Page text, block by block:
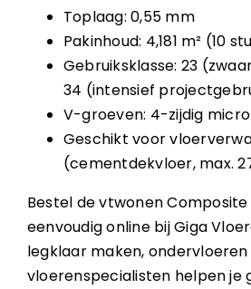
Toplaag: 0,55 mm
Pakinhoud: 4,181 m² (10
Gebruiksklasse: 23
34 (intensief
V-groeven: 4-zijdig micro
Geschikt voor
(cementdekvloer, max.
Bestel de vtwonen
eenvoudig online bij Giga
legklaar maken,
vloerenspecialisten helpen je